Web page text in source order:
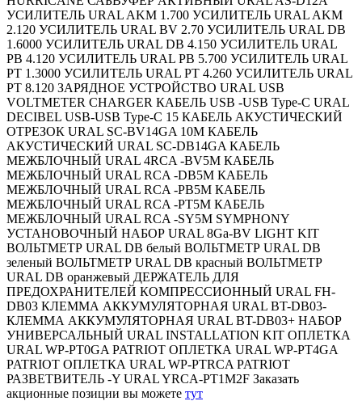
УСИЛИТЕЛЬ URAL AKM 1.700 УСИЛИТЕЛЬ URAL AKM
2.120 УСИЛИТЕЛЬ URAL BV 2.70 УСИЛИТЕЛЬ URAL DB
1.6000 УСИЛИТЕЛЬ URAL DB 4.150 УСИЛИТЕЛЬ URAL
PB 4.120 УСИЛИТЕЛЬ URAL PB 5.700 УСИЛИТЕЛЬ URAL
PT 1.3000 УСИЛИТЕЛЬ URAL PT 4.260 УСИЛИТЕЛЬ URAL
PT 8.120 ЗАРЯДНОЕ УСТРОЙСТВО URAL USB
VOLTMETER CHARGER КАБЕЛЬ USB -USB Type-C URAL
DECIBEL USB-USB Type-C 15 КАБЕЛЬ АКУСТИЧЕСКИЙ
ОТРЕЗОК URAL SC-BV14GA 10М КАБЕЛЬ
АКУСТИЧЕСКИЙ URAL SC-DB14GA КАБЕЛЬ
МЕЖБЛОЧНЫЙ URAL 4RCA -BV5M КАБЕЛЬ
МЕЖБЛОЧНЫЙ URAL RCA -DB5M КАБЕЛЬ
МЕЖБЛОЧНЫЙ URAL RCA -PB5M КАБЕЛЬ
МЕЖБЛОЧНЫЙ URAL RCA -PT5M КАБЕЛЬ
МЕЖБЛОЧНЫЙ URAL RCA -SY5M SYMPHONY
УСТАНОВОЧНЫЙ НАБОР URAL 8Ga-BV LIGHT KIT
ВОЛЬТМЕТР URAL DB белый ВОЛЬТМЕТР URAL DB
зеленый ВОЛЬТМЕТР URAL DB красный ВОЛЬТМЕТР
URAL DB оранжевый ДЕРЖАТЕЛЬ ДЛЯ
ПРЕДОХРАНИТЕЛЕЙ КОМПРЕССИОННЫЙ URAL FH-
DB03 КЛЕММА АККУМУЛЯТОРНАЯ URAL BT-DB03-
КЛЕММА АККУМУЛЯТОРНАЯ URAL BT-DB03+ НАБОР
УНИВЕРСАЛЬНЫЙ URAL INSTALLATION KIT ОПЛЕТКА
URAL WP-PT0GA PATRIOT ОПЛЕТКА URAL WP-PT4GA
PATRIOT ОПЛЕТКА URAL WP-PTRCA PATRIOT
РАЗВЕТВИТЕЛЬ -Y URAL YRCA-PT1M2F Заказать
акционные позиции вы можете тут